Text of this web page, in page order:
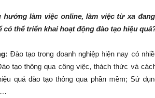
hướng làm việc online, làm việc từ xa
có thể triển khai hoạt động đào tạo hiệu
Đào tạo trong doanh nghiệp hiện nay có
tạo thông qua công việc, thách thức và
quả đào tạo thông qua phần mềm; Sử